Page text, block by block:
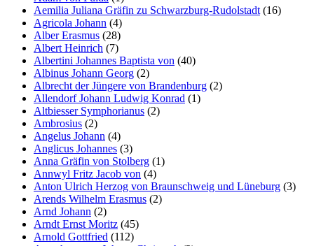
Aemilia Juliana Gräfin zu Schwarzburg-Rudolstadt (16)
Agricola Johann (4)
Alber Erasmus (28)
Albert Heinrich (7)
Albertini Johannes Baptista von (40)
Albinus Johann Georg (2)
Albrecht der Jüngere von Brandenburg (2)
Allendorf Johann Ludwig Konrad (1)
Altbiesser Symphorianus (2)
Ambrosius (2)
Angelus Johann (4)
Anglicus Johannes (3)
Anna Gräfin von Stolberg (1)
Annwyl Fritz Jacob von (4)
Anton Ulrich Herzog von Braunschweig und Lüneburg (3)
Arends Wilhelm Erasmus (2)
Arnd Johann (2)
Arndt Ernst Moritz (45)
Arnold Gottfried (112)